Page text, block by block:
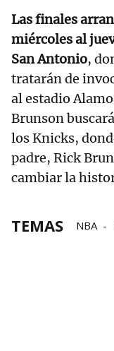
Las finales
miércoles al
San Antonio,
tratarán de
al estadio
Brunson
los Knicks,
padre, Rick
cambiar la
TEMAS NBA